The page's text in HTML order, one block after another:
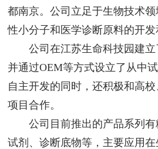
都南京。公司立足于生物技术
性小分子和医学诊断原料的开发
公司在江苏生命科技园建立
并通过OEM等方式设立了从中
自主开发的同时，还积极和高
项目合作。
公司目前推出的产品系列有
试剂、诊断底物等，主要应用